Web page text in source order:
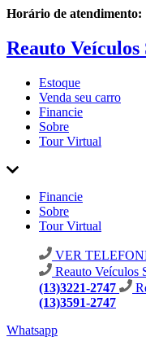
Horário de atendimento:
Reauto Veículos
Estoque
Venda seu carro
Financie
Sobre
Tour Virtual
Financie
Sobre
Tour Virtual
VER
Reauto Veículos
(13)3221-2747
(13)3591-2747
Whatsapp